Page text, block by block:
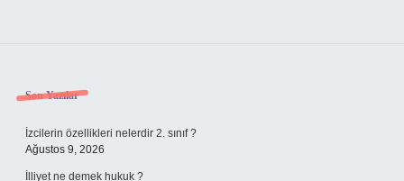
Sidebar
Son Yazılar
İzcilerin özellikleri nelerdir 2. sınıf ?
Ağustos 9, 2026
İlliyet ne demek hukuk ?